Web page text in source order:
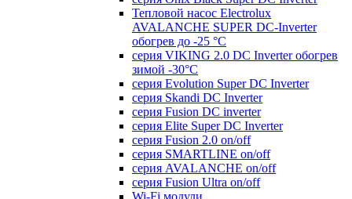
Тепловой насос Electrolux
AVALANCHE SUPER DC-Inverter
обогрев до -25 °С
серия VIKING 2.0 DC Inverter обогрев
зимой -30°С
серия Evolution Super DC Inverter
серия Skandi DC Inverter
серия Fusion DC inverter
серия Elite Super DC Inverter
серия Fusion 2.0 on/off
серия SMARTLINE on/off
серия AVALANCHE on/off
серия Fusion Ultra on/off
Wi-Fi модули